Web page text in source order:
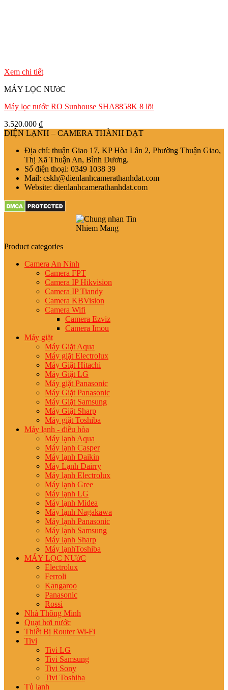
Xem chi tiết
MÁY LỌC NƯớC
Máy lọc nước RO Sunhouse SHA8858K 8 lõi
3.520.000 ₫
ĐIỆN LẠNH – CAMERA THÀNH ĐẠT
Địa chỉ: thuận Giao 17, KP Hòa Lân 2, Phường Thuận Giao,
Thị Xã Thuận An, Bình Dương.
Số điện thoại: 0349 1038 39
Mail: cskh@dienlanhcamerathanhdat.com
Website: dienlanhcamerathanhdat.com
Product categories
Camera An Ninh
Camera FPT
Camera IP Hikvision
Camera IP Tiandy
Camera KBVision
Camera Wifi
Camera Ezviz
Camera Imou
Máy giặt
Máy Giặt Aqua
Máy giặt Electrolux
Máy Giặt Hitachi
Máy Giặt LG
Máy giặt Panasonic
Máy Giặt Panasonic
Máy Giặt Samsung
Máy Giặt Sharp
Máy giặt Toshiba
Máy lạnh - điều hòa
Máy lạnh Aqua
Máy lạnh Casper
Máy lạnh Daikin
Máy Lạnh Dairry
Máy lạnh Electrolux
Máy lạnh Gree
Máy lạnh LG
Máy lạnh Midea
Máy lạnh Nagakawa
Máy lạnh Panasonic
Máy lạnh Samsung
Máy lạnh Sharp
Máy lạnhToshiba
MÁY LỌC NƯớC
Electrolux
Ferroli
Kangaroo
Panasonic
Rossi
Nhà Thông Minh
Quạt hơi nước
Thiết Bị Router Wi-Fi
Tivi
Tivi LG
Tivi Samsung
Tivi Sony
Tivi Toshiba
Tủ lạnh